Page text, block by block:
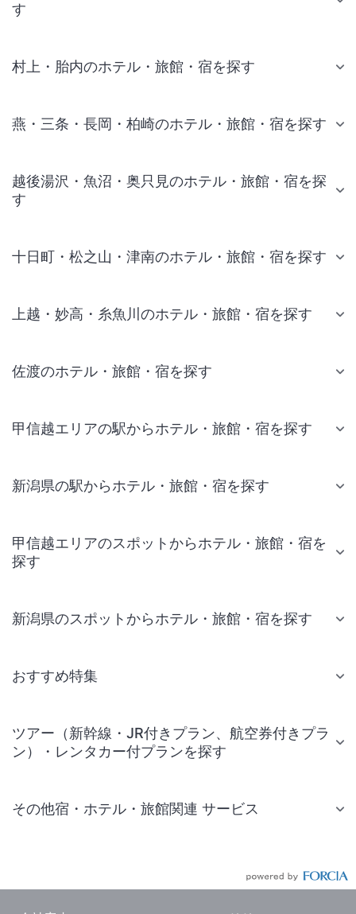
す
村上・胎内のホテル・旅館・宿を探す
燕・三条・長岡・柏崎のホテル・旅館・宿を探す
越後湯沢・魚沼・奥只見のホテル・旅館・宿を探
す
十日町・松之山・津南のホテル・旅館・宿を探す
上越・妙高・糸魚川のホテル・旅館・宿を探す
佐渡のホテル・旅館・宿を探す
甲信越エリアの駅からホテル・旅館・宿を探す
新潟県の駅からホテル・旅館・宿を探す
甲信越エリアのスポットからホテル・旅館・宿を
探す
新潟県のスポットからホテル・旅館・宿を探す
おすすめ特集
ツアー（新幹線・JR付きプラン、航空券付きプラ
ン）・レンタカー付プランを探す
その他宿・ホテル・旅館関連 サービス